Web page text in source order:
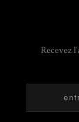
Recevez